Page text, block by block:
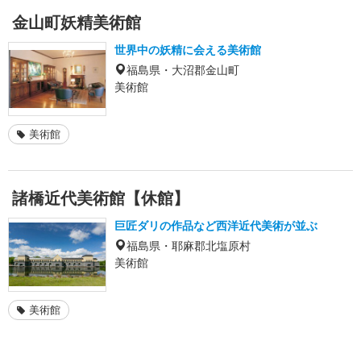
金山町妖精美術館
世界中の妖精に会える美術館
福島県・大沼郡金山町
美術館
美術館
諸橋近代美術館【休館】
巨匠ダリの作品など西洋近代美術が並ぶ
福島県・耶麻郡北塩原村
美術館
美術館